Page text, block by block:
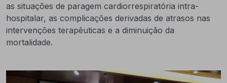
as situações de paragem cardiorrespiratória intra-
hospitalar, as complicações derivadas de atrasos nas
intervenções terapêuticas e a diminuição da
mortalidade.